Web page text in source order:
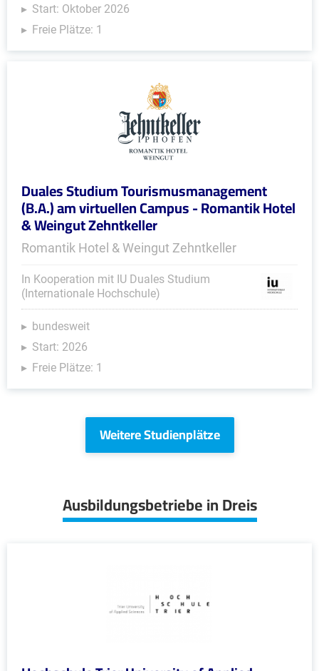
Start: Oktober 2026
Freie Plätze: 1
Duales Studium Tourismusmanagement
(B.A.) am virtuellen Campus - Romantik Hotel
& Weingut Zehntkeller
Romantik Hotel & Weingut Zehntkeller
In Kooperation mit IU Duales Studium
(Internationale Hochschule)
bundesweit
Start: 2026
Freie Plätze: 1
Weitere Studienplätze
Ausbildungsbetriebe in Dreis